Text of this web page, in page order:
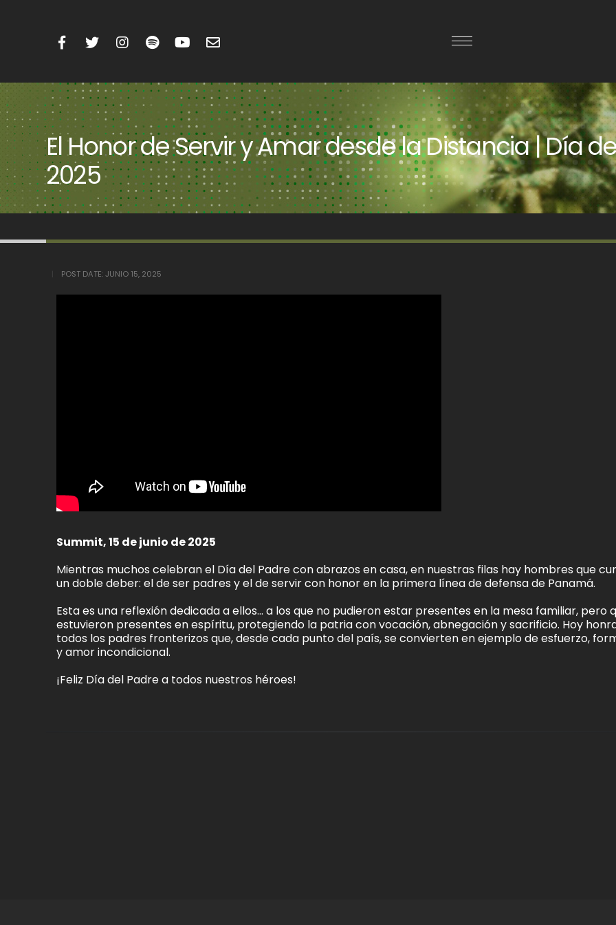
El Honor de Servir y Amar desde la Distancia | Día
2025
POST DATE:JUNIO 15, 2025
Summit, 15 de junio de 2025
Mientras muchos celebran el Día del Padre con abrazos en casa, en nuestras filas hay hombres que
un doble deber: el de ser padres y el de servir con honor en la primera línea de defensa de Panamá.
Esta es una reflexión dedicada a ellos… a los que no pudieron estar presentes en la mesa familiar, pero
estuvieron presentes en espíritu, protegiendo la patria con vocación, abnegación y sacrificio. Hoy
todos los padres fronterizos que, desde cada punto del país, se convierten en ejemplo de esfuerzo,
y amor incondicional.
¡Feliz Día del Padre a todos nuestros héroes!